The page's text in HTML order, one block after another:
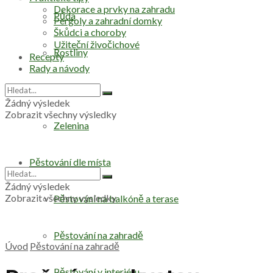
Půda
Rostliny
Zelenina
Pěstování dle místa
Pěstování na balkóně a terase
Pěstování na zahradě
Dekorace a prvky na zahradu
Pergoly a zahradní domky
Škůdci a choroby
Užiteční živočichové
Recepty
Rady a návody
Žádný výsledek
Zobrazit všechny výsledky
Žádný výsledek
Zobrazit všechny výsledky
Úvod Pěstování na zahradě